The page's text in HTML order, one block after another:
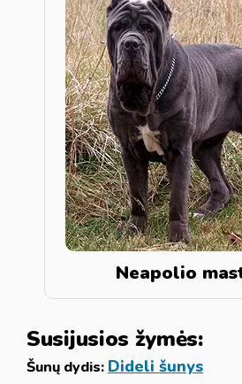
Neapolio
Susijusios žymės:
Šunų dydis: Dideli šunys